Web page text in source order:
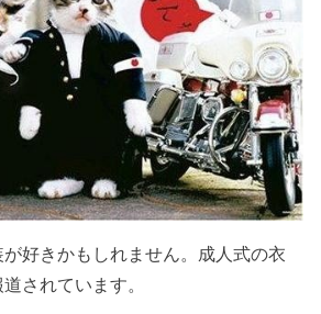
好きかもしれません。成人式の衣
されています。